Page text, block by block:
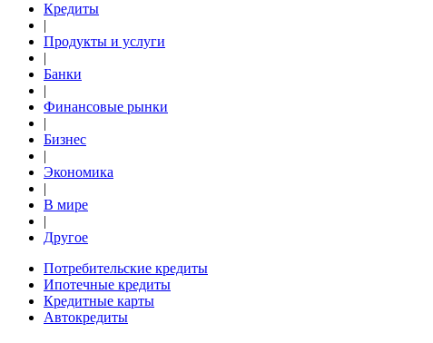
Кредиты
|
Продукты и услуги
|
Банки
|
Финансовые рынки
|
Бизнес
|
Экономика
|
В мире
|
Другое
Потребительские кредиты
Ипотечные кредиты
Кредитные карты
Автокредиты